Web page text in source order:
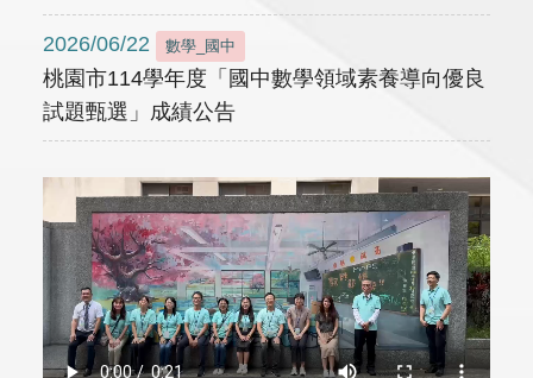
2026/06/22 數學_國中
桃園市114學年度「國中數學領域素養導向優良
試題甄選」成績公告